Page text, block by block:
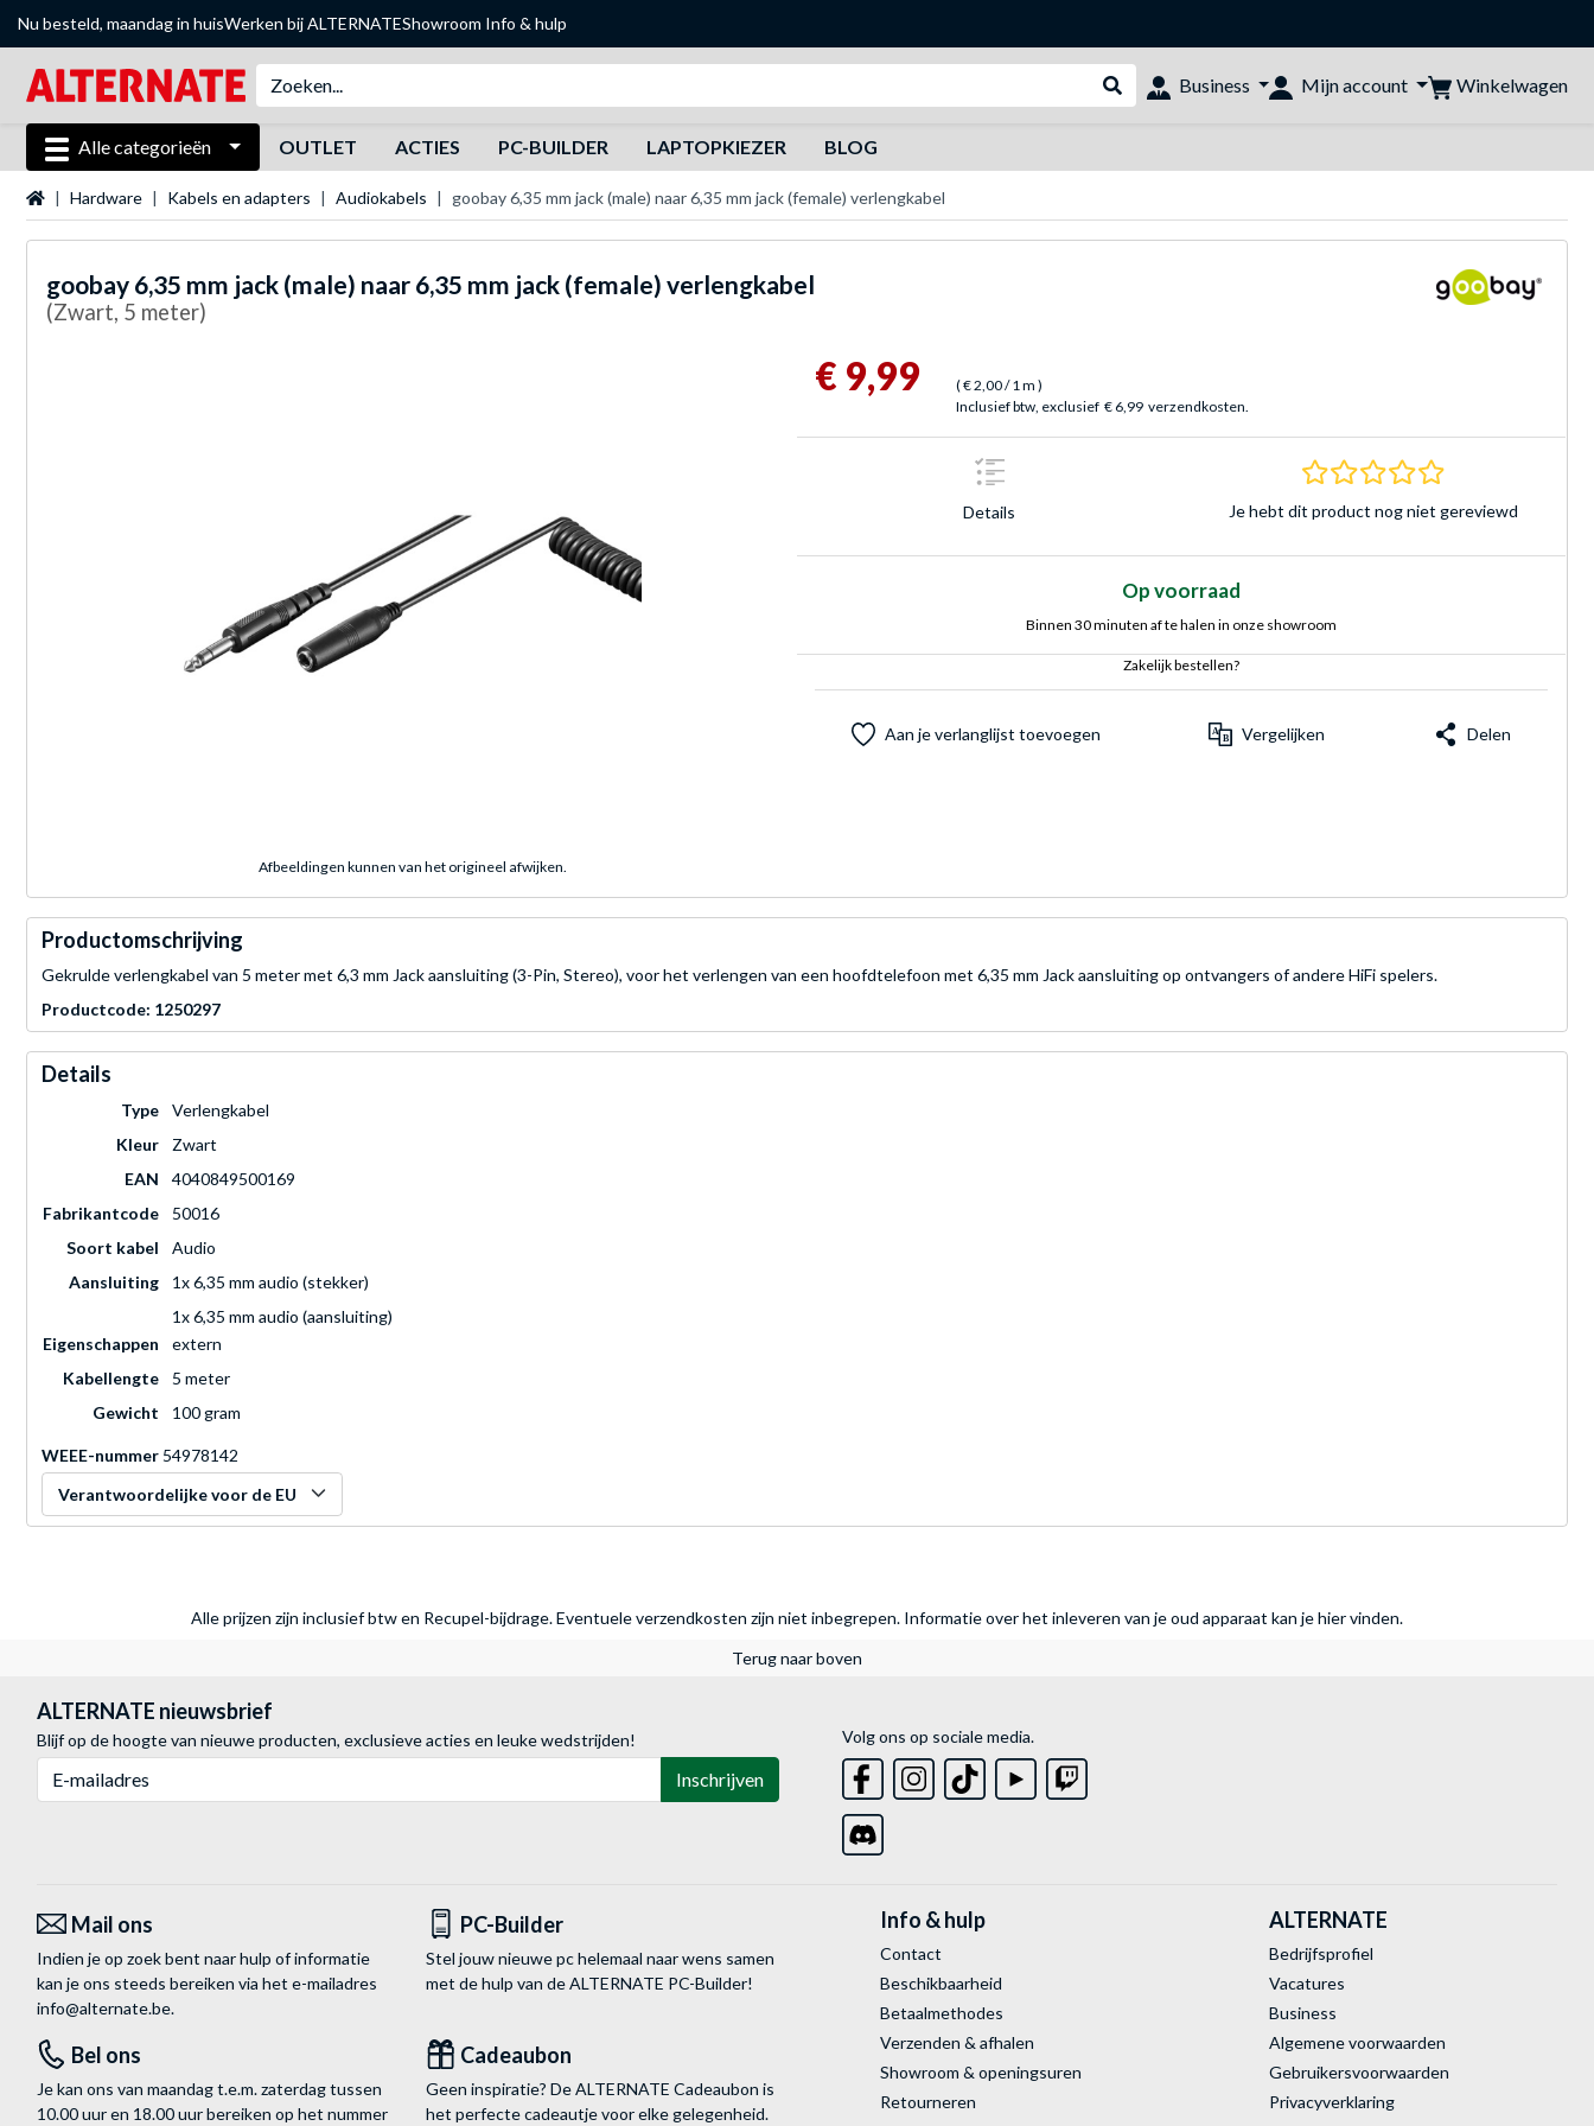
Nu besteld, maandag in huisWerken bij ALTERNATEShowroom Info & hulp
Webshop doorzoeken
Business Mijn account Winkelwagen
Alle categorieën OUTLET ACTIES PC-BUILDER LAPTOPKIEZER BLOG
Startpagina
Hardware Kabels en adapters Audiokabels goobay 6,35 mm jack (male) naar 6,35 mm jack (female) verlengkabel
goobay 6,35 mm jack (male) naar 6,35 mm jack (female) verlengkabel
(Zwart, 5 meter)
Afbeeldingen kunnen van het origineel afwijken.
€ 9,99 (€ 2,00/ 1 m )
Inclusief btw, exclusief € 6,99 verzendkosten.
Details
0.0 sterren
Je hebt dit product nog niet gereviewd
Op voorraad
Binnen 30 minuten af te halen in onze showroom
Zakelijk bestellen?
Aan je verlanglijst toevoegen Vergelijken Delen
Productomschrijving
Gekrulde verlengkabel van 5 meter met 6,3 mm Jack aansluiting (3-Pin, Stereo), voor het verlengen van een hoofdtelefoon met 6,35 mm Jack aansluiting op ontvangers of andere HiFi spelers.
Productcode: 1250297
Details
Type
Verlengkabel
Kleur
Zwart
EAN
4040849500169
Fabrikantcode
50016
Soort kabel
Audio
Aansluiting
1x 6,35 mm audio (stekker)
1x 6,35 mm audio (aansluiting)
Eigenschappen
extern
Kabellengte
5 meter
Gewicht
100 gram
WEEE-nummer 54978142
Verantwoordelijke voor de EU
Alle prijzen zijn inclusief btw en Recupel-bijdrage. Eventuele verzendkosten zijn niet inbegrepen. Informatie over het inleveren van je oud apparaat kan je hier vinden.
Terug naar boven
ALTERNATE nieuwsbrief
Blijf op de hoogte van nieuwe producten, exclusieve acties en leuke wedstrijden!
Inschrijven
Volg ons op sociale media.
Mail ons
Indien je op zoek bent naar hulp of informatie
kan je ons steeds bereiken via het e-mailadres
info@alternate.be.
PC-Builder
Stel jouw nieuwe pc helemaal naar wens samen
met de hulp van de ALTERNATE PC-Builder!
Bel ons
Je kan ons van maandag t.e.m. zaterdag tussen
10.00 uur en 18.00 uur bereiken op het nummer
Cadeaubon
Geen inspiratie? De ALTERNATE Cadeaubon is
het perfecte cadeautje voor elke gelegenheid.
Info & hulp
Contact
Beschikbaarheid
Betaalmethodes
Verzenden & afhalen
Showroom & openingsuren
Retourneren
ALTERNATE
Bedrijfsprofiel
Vacatures
Business
Algemene voorwaarden
Gebruikersvoorwaarden
Privacyverklaring